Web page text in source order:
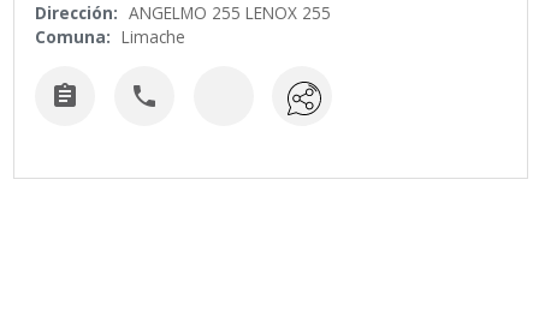
Dirección: ANGELMO 255 LENOX 255
Comuna: Limache
 